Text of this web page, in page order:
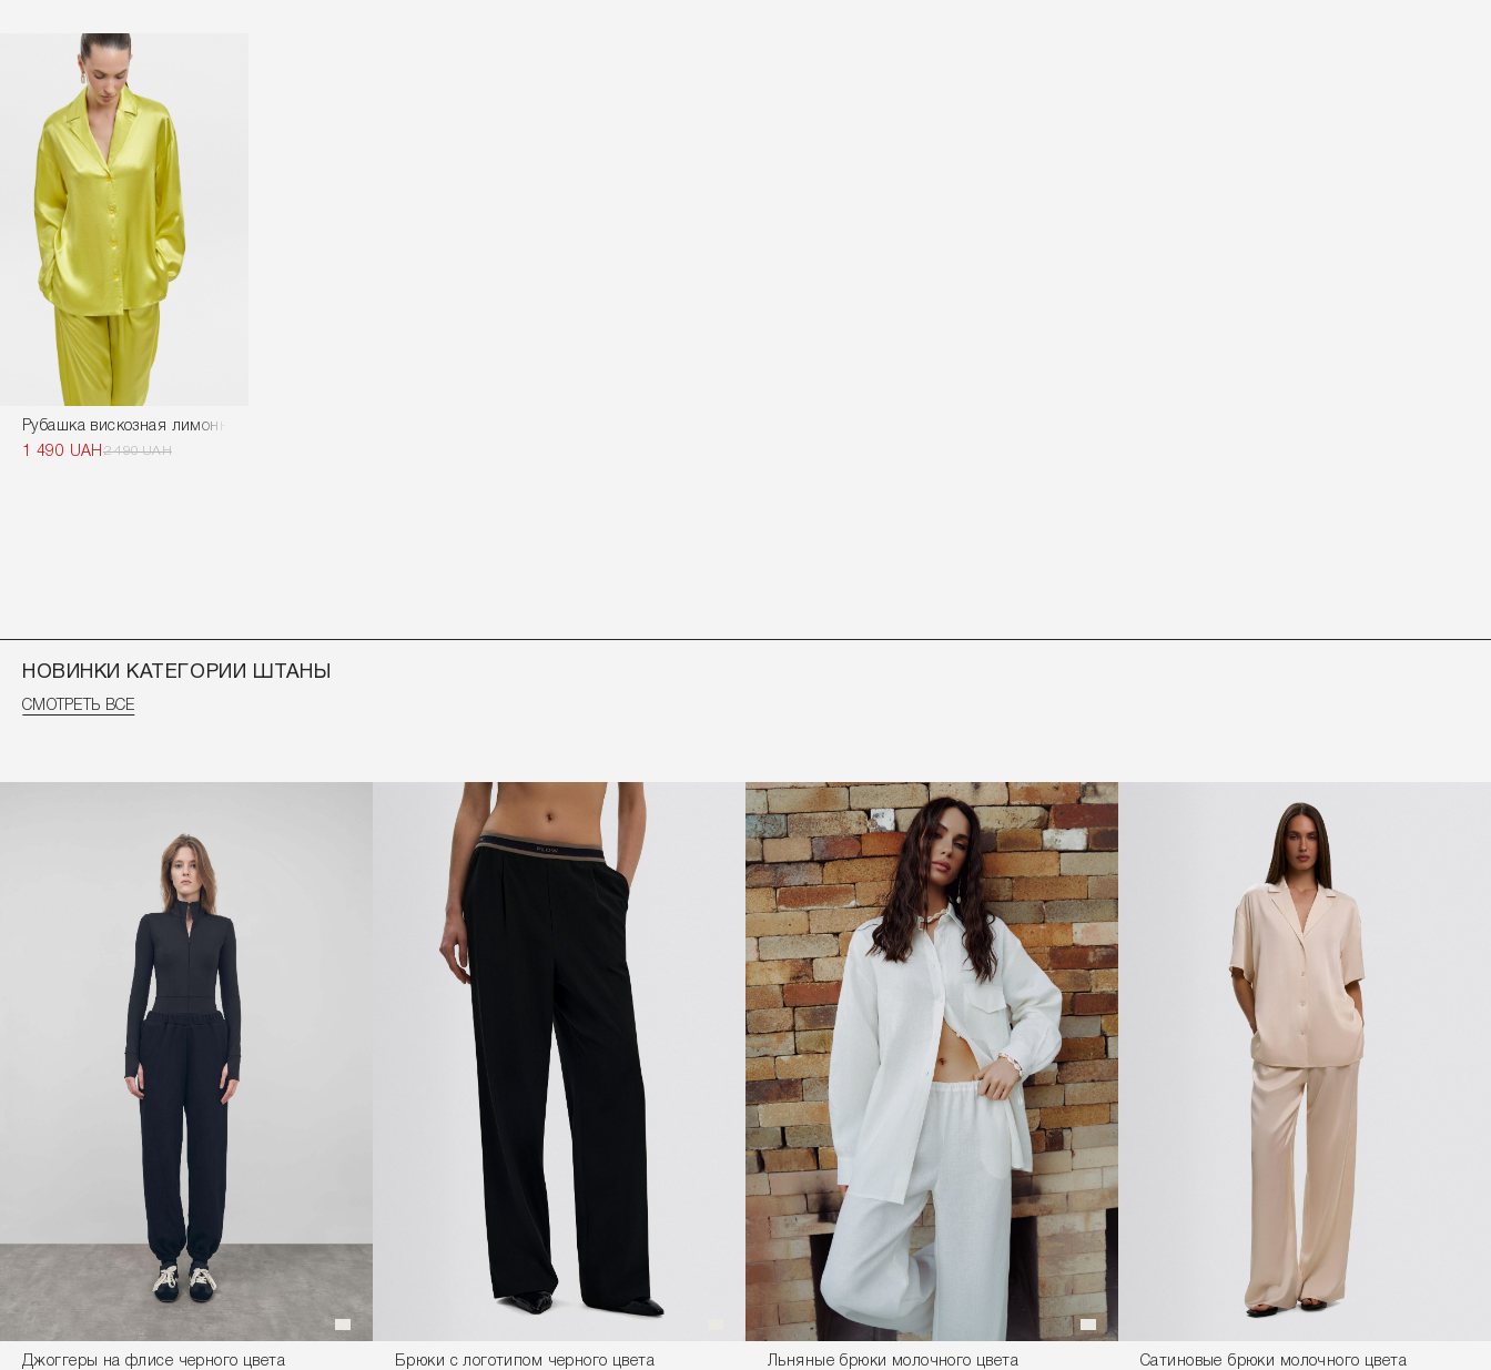
Рубашка вискозная лимонного цвета
1 490 UAH 2 490 UAH
НОВИНКИ КАТЕГОРИИ ШТАНЫ
СМОТРЕТЬ ВСЕ
Джоггеры на флисе черного цвета
Брюки с логотипом черного цвета
Льняные брюки молочного цвета
Сатиновые брюки молочного цвета